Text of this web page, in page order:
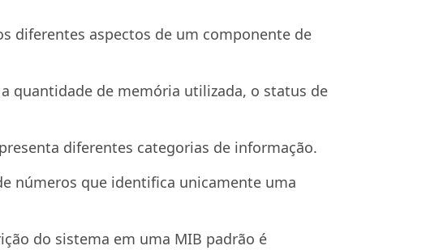
diferentes aspectos de um componente de
quantidade de memória utilizada, o status de
diferentes categorias de informação.
números que identifica unicamente uma
do sistema em uma MIB padrão é